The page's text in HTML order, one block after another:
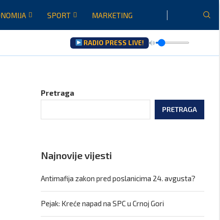
SPORT MARKETING
RADIO PRESS LIVE!
Pretraga
PRETRAGA
Najnovije vijesti
Antimafija zakon pred poslanicima 24. avgusta?
Pejak: Kreće napad na SPC u Crnoj Gori